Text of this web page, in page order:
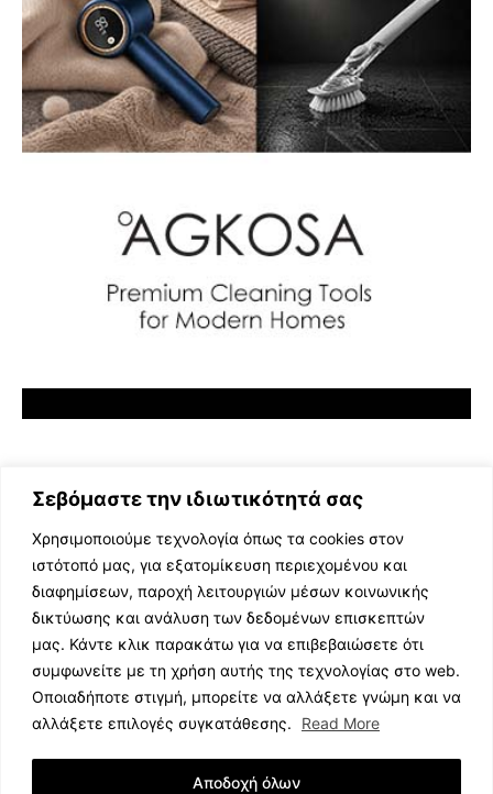
Σεβόμαστε την ιδιωτικότητά σας
Χρησιμοποιούμε τεχνολογία όπως τα cookies στον
ιστότοπό μας, για εξατομίκευση περιεχομένου και
διαφημίσεων, παροχή λειτουργιών μέσων κοινωνικής
δικτύωσης και ανάλυση των δεδομένων επισκεπτών
μας. Κάντε κλικ παρακάτω για να επιβεβαιώσετε ότι
συμφωνείτε με τη χρήση αυτής της τεχνολογίας στο web.
Οποιαδήποτε στιγμή, μπορείτε να αλλάξετε γνώμη και να
αλλάξετε επιλογές συγκατάθεσης.
Read More
Αποδοχή όλων
ΕΛΛΗΝΙΚΗ ΜΟΥΣΙΚΗ
TV SHOWS
EVENTS
ΘΕΑΤΡΟ
ΔΙΑΓΩΝΙΣΜΟΙ
STOA CULTURA